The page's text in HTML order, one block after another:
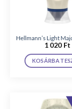
Hellmann’s Light
1 020 Ft
KOSÁRBA